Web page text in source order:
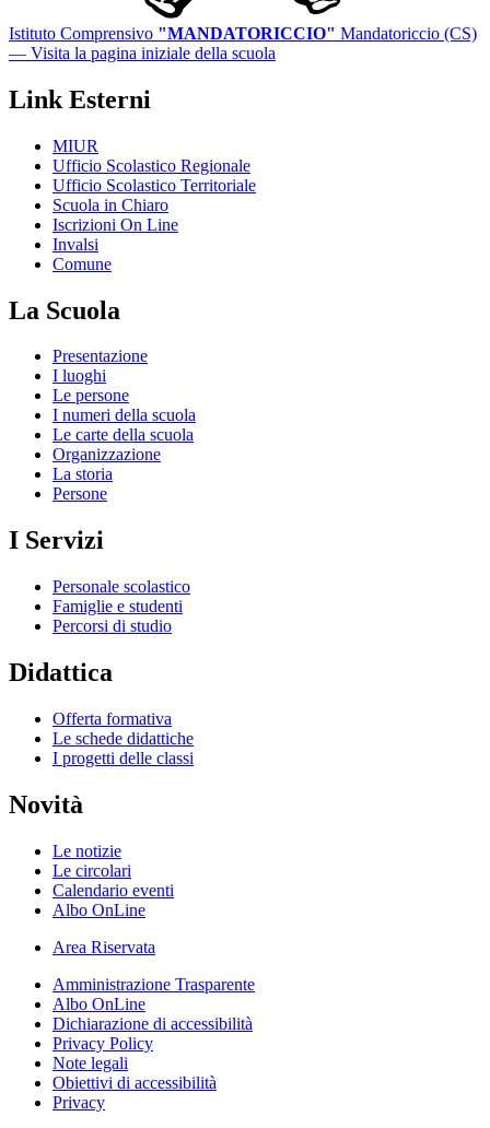
Istituto Comprensivo "MANDATORICCIO" Mandatoriccio (CS)
— Visita la pagina iniziale della scuola
Link Esterni
MIUR
Ufficio Scolastico Regionale
Ufficio Scolastico Territoriale
Scuola in Chiaro
Iscrizioni On Line
Invalsi
Comune
La Scuola
Presentazione
I luoghi
Le persone
I numeri della scuola
Le carte della scuola
Organizzazione
La storia
Persone
I Servizi
Personale scolastico
Famiglie e studenti
Percorsi di studio
Didattica
Offerta formativa
Le schede didattiche
I progetti delle classi
Novità
Le notizie
Le circolari
Calendario eventi
Albo OnLine
Area Riservata
Amministrazione Trasparente
Albo OnLine
Dichiarazione di accessibilità
Privacy Policy
Note legali
Obiettivi di accessibilità
Privacy